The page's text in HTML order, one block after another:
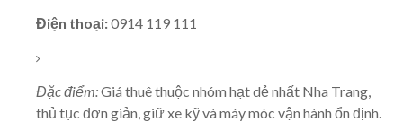
Điện thoại:0914 119 111
Đặc điểm:Giá thuê thuộc nhóm hạt dẻ nhất Nha Trang,
thủ tục đơn giản, giữ xe kỹ và máy móc vận hành ổn định.